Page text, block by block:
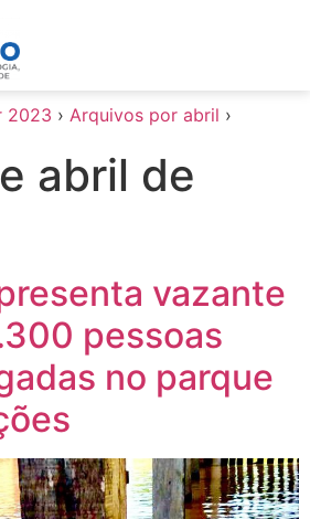
2023 › Arquivos por abril ›
abril de
vazante
pessoas
no parque